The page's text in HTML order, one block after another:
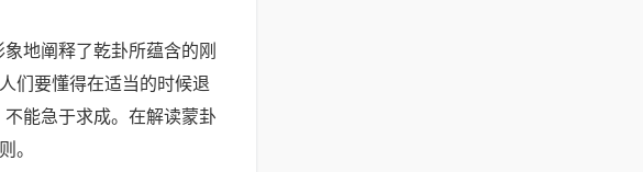
地阐释了乾卦所蕴含的刚
们要懂得在适当的时候退
能急于求成。在解读蒙卦
。